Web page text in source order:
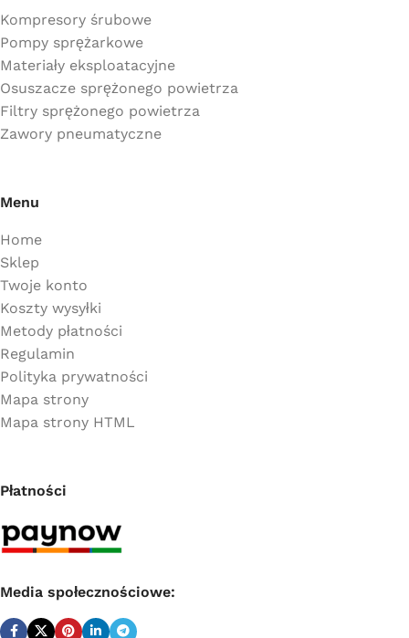
Kompresory śrubowe
Pompy sprężarkowe
Materiały eksploatacyjne
Osuszacze sprężonego powietrza
Filtry sprężonego powietrza
Zawory pneumatyczne
Menu
Home
Sklep
Twoje konto
Koszty wysyłki
Metody płatności
Regulamin
Polityka prywatności
Mapa strony
Mapa strony HTML
Płatności
Media społecznościowe: